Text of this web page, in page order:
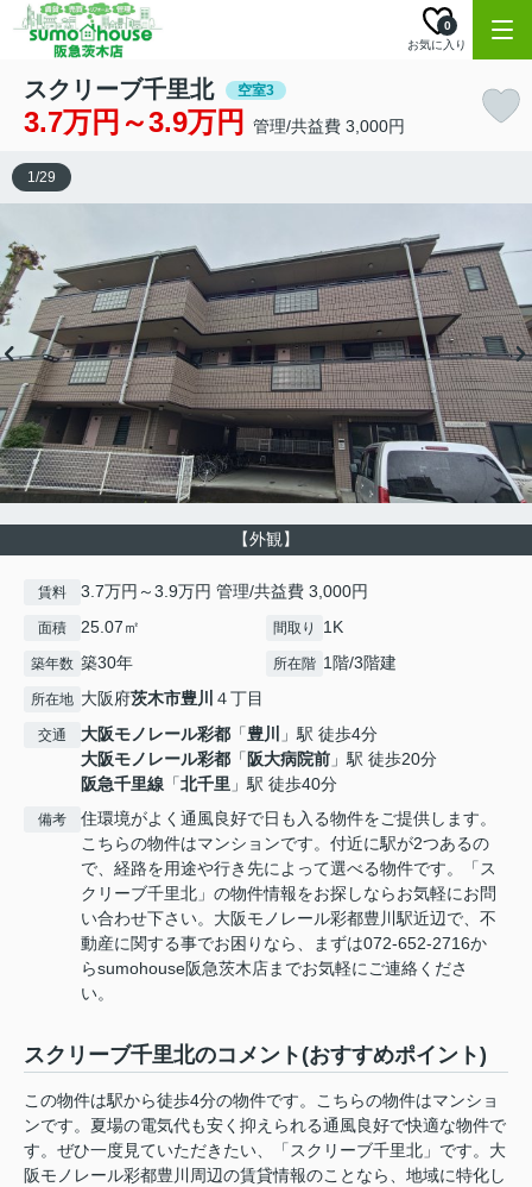
お気に入り
0
スクリーブ千里北 空室3
3.7万円～3.9万円 管理/共益費 3,000円
【外観】
1/29
賃料 3.7万円～3.9万円 管理/共益費 3,000円
面積 25.07㎡ 間取り 1K
築年数 築30年 所在階 1階/3階建
所在地 大阪府茨木市豊川 ４丁目
交通 大阪モノレール彩都 「豊川
」駅 徒歩4分
大阪モノレール彩都 「 阪大病院前 」駅 徒歩20分
阪急千里線 「北千里 」駅 徒歩40分
備考
住環境がよく通風良好で日も入る物件をご提供します。
こちらの物件はマンションです。付近に駅が2つあるの
で、経路を用途や行き先によって選べる物件です。「ス
クリーブ千里北」の物件情報をお探しならお気軽にお問
い合わせ下さい。大阪モノレール彩都豊川駅近辺で、不
動産に関する事でお困りなら、まずは072-652-2716か
らsumohouse阪急茨木店までお気軽にご連絡くださ
い。
スクリーブ千里北のコメント(おすすめポイント)
この物件は駅から徒歩4分の物件です。こちらの物件はマンショ
ンです。夏場の電気代も安く抑えられる通風良好で快適な物件で
す。ぜひ一度見ていただきたい、「スクリーブ千里北」です。大
阪モノレール彩都豊川周辺の賃貸情報のことなら、地域に特化し